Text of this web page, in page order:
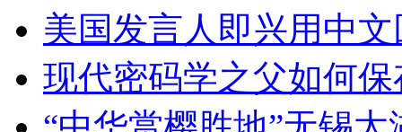
美国发言人即兴用中
现代密码学之父如何